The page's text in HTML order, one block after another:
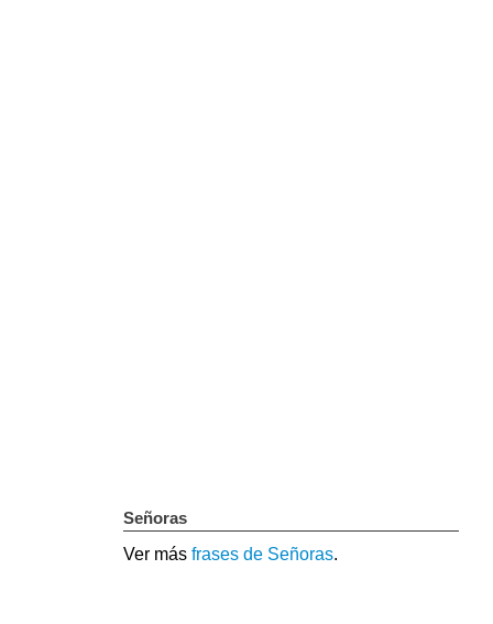
Señoras
Ver más frases de Señoras.